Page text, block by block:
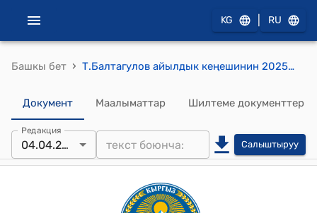
KG RU
Башкы бет › Т.Балтагулов айылдык кеңешинин 2025-жылдын 4-апрелиндеги №4/3 «Т.Балтагулов айыл аймагында 2025-жылга карата жайытка чыгуучу жандыктардын акыларын тарифин бекитүү жөнүндө» токтому
Документ Маалыматтар Шилтеме документтер
Редакция
04.04.2024 Салыштыруу